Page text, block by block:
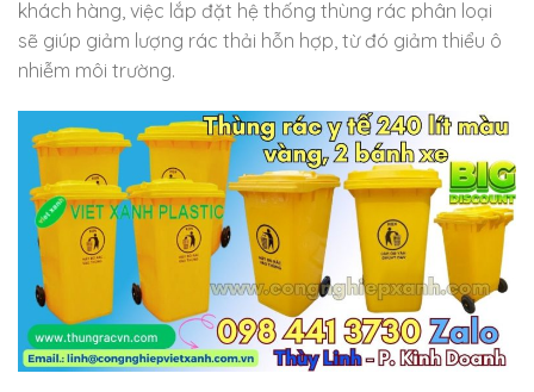
khách hàng, việc lắp đặt hệ thống thùng rác phân loại
sẽ giúp giảm lượng rác thải hỗn hợp, từ đó giảm thiểu ô
nhiễm môi trường.